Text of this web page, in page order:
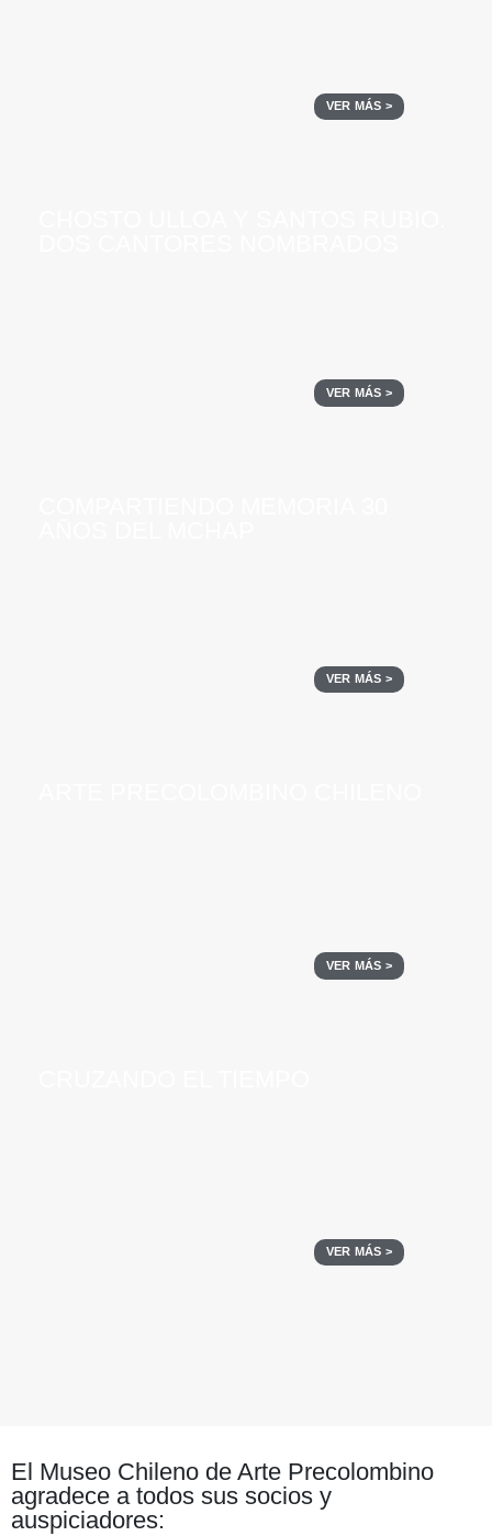
VER MÁS >
VER MÁS >
VER MÁS >
VER MÁS >
VER MÁS >
El Museo Chileno de Arte Precolombino
agradece a todos sus socios y
auspiciadores: